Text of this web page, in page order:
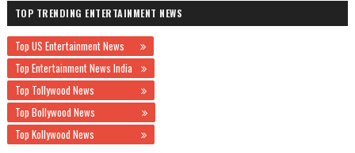
TOP TRENDING ENTERTAINMENT NEWS
Top US Entertainment News
Top Entertainment News India
Top Tollywood News
Top Bollywood News
Top Kollywood News